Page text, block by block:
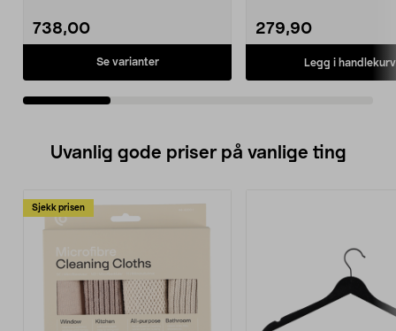
738,00
Se varianter
279,90
Legg i handlekurv
Uvanlig gode priser på vanlige ting
Sjekk prisen